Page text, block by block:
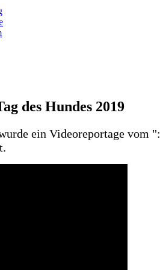
des Hundes 2019
ein Videoreportage vom